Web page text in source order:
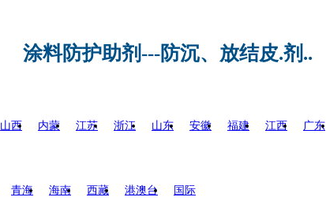
涂料防护助剂---防沉、放结皮.剂..
山西 内蒙 江苏 浙江 山东 安徽 福建 江西 广东
青海 海南 西藏 港澳台 国际